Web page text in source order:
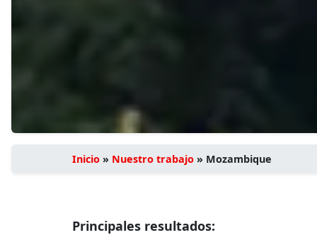
Inicio » Nuestro trabajo » Mozambique
Principales resultados: